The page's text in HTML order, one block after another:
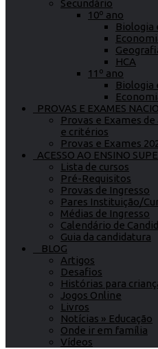
Secundário
10º ano
Biologia
HCA
11º ano
Biologia
PROVAS E EXAMES
Provas e Exames
e critérios
Provas e Exames
ACESSO AO ENSINO
Lista de cursos
Pré-Requisitos
Provas de Ingresso
Pares Instituição/
Médias de Ingresso
Calendário de
Guia da candidatura
BLOG
Artigos
Desafios
Histórias para
Jogos Online
Livros
Notícias » Educação
Onde ir em família
Vídeos